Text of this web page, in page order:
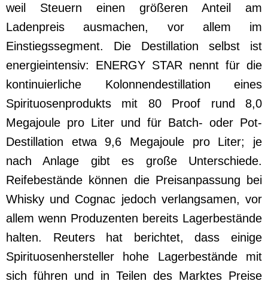
weil Steuern einen größeren Anteil am
Ladenpreis ausmachen, vor allem im
Einstiegssegment. Die Destillation selbst ist
energieintensiv: ENERGY STAR nennt für die
kontinuierliche Kolonnendestillation eines
Spirituosenprodukts mit 80 Proof rund 8,0
Megajoule pro Liter und für Batch- oder Pot-
Destillation etwa 9,6 Megajoule pro Liter; je
nach Anlage gibt es große Unterschiede.
Reifebestände können die Preisanpassung bei
Whisky und Cognac jedoch verlangsamen, vor
allem wenn Produzenten bereits Lagerbestände
halten. Reuters hat berichtet, dass einige
Spirituosenhersteller hohe Lagerbestände mit
sich führen und in Teilen des Marktes Preise